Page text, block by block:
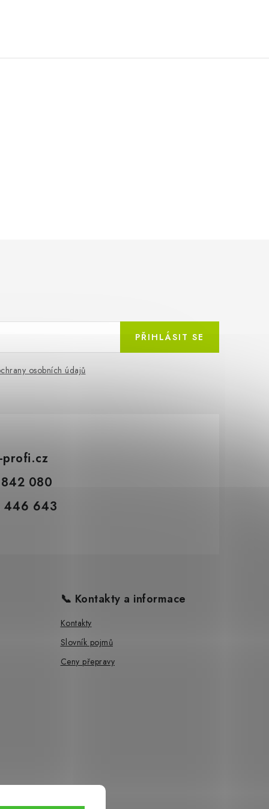
osobních údajů
PŘIHLÁSIT SE
profi.cz
080
446 643
📞 Kontakty a informace
Kontakty
Slovník pojmů
Ceny přepravy